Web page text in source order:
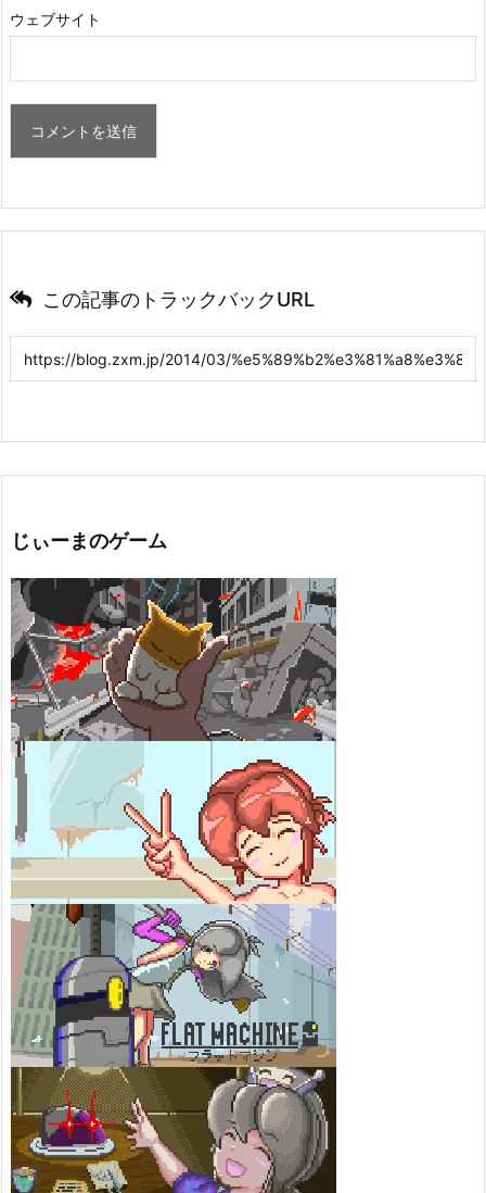
ウェブサイト
この記事のトラックバックURL
じぃーまのゲーム